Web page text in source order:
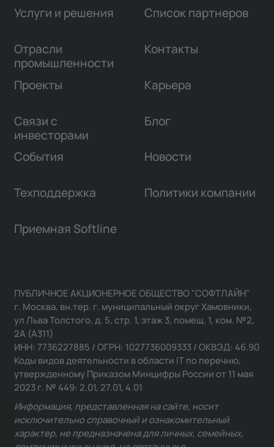
Услуги и решения
Отрасли
промышленности
Проекты
Связи с
инвесторами
Список партнеров
Контакты
Карьера
Блог
События Новости
Техподдержка Политики компании
Приемная Softline
ПУБЛИЧНОЕ АКЦИОНЕРНОЕ ОБЩЕСТВО "СОФТЛАЙН"
г. Москва, вн.тер. г. муниципальный округ Хамовники,
ул Льва Толстого, д. 5, стр. 1, этаж 3, помещ. 1, ком. №2,
2А (А311)
ИНН: 7736227885 / ОГРН: 1027736009333 / ОКВЭД: 46.90
Коды видов деятельности в области IT по перечню,
утвержденному Приказом Минцифры России от 11 мая
2023 г. № 449: 2.01, 27.01, 4.01
Информация, представленная на сайте, носит
исключительно справочный и ознакомительный
характер, не предназначена для личных, семейных,